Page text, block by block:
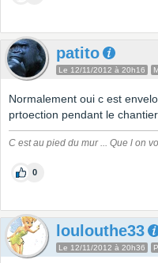
patito
Le 12/11/2012 à 20h16
Normalement oui c est
prtoection pendant le
C est au pied du mur ... Que l on
0
loulouthe33
Le 12/11/2012 à 20h36